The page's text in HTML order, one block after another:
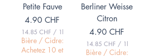
Petite Fauve
Prix
4.90 CHF
14.85 CHF / 1l
1
.
Bière / Cidre:
Achetez 10 et
Berliner Weisse
Citron
Prix
4.90 CHF
14.85 CHF / 1l
1
Bière / Cidre: